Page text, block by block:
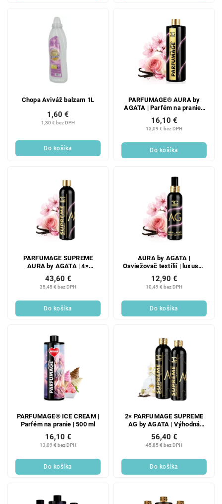
Chopa Aviváž balzam 1L
1,30 € bez DPH
1,60 €
Do košíka
PARFUMAGE® AURA by
AGATA | Parfém na pranie |
500 ml
13,09 € bez DPH
16,10 €
Do košíka
PARFUMAGE SUPREME
AURA by AGATA | 4×
pranie | 300 ml | 60 praní
35,45 € bez DPH
43,60 €
Do košíka
AURA by AGATA |
Osviežovač textílií | luxusný
10,49 € bez DPH
12,90 €
Do košíka
PARFUMAGE® ICE CREAM |
Parfém na pranie | 500 ml
13,09 € bez DPH
16,10 €
Do košíka
2× PARFUMAGE SUPREME
AG by AGATA | Výhodná
parfém na pranie | 600 ml |
120 praní
45,85 € bez DPH
56,40 €
Do košíka